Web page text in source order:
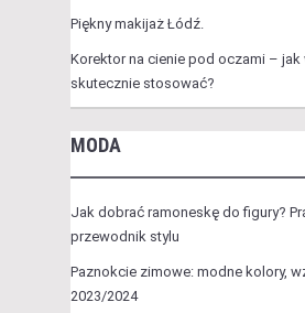
Piękny makijaż Łódź.
Korektor na cienie pod oczami – jak
skutecznie stosować?
MODA
Jak dobrać ramoneskę do figury?
przewodnik stylu
Paznokcie zimowe: modne kolory,
2023/2024